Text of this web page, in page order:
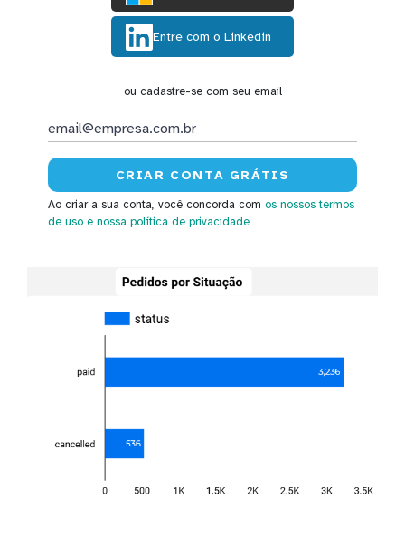
Entre com o Linkedin
ou cadastre-se com seu email
Ao criar a sua conta, você concorda com os nossos termos
de uso e nossa política de privacidade